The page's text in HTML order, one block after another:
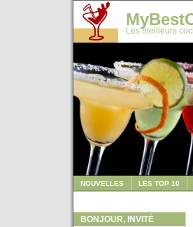
Les meilleurs
NOUVELLES LES TOP 10
BONJOUR, INVITÉ